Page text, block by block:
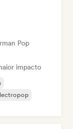
Pop
impacto